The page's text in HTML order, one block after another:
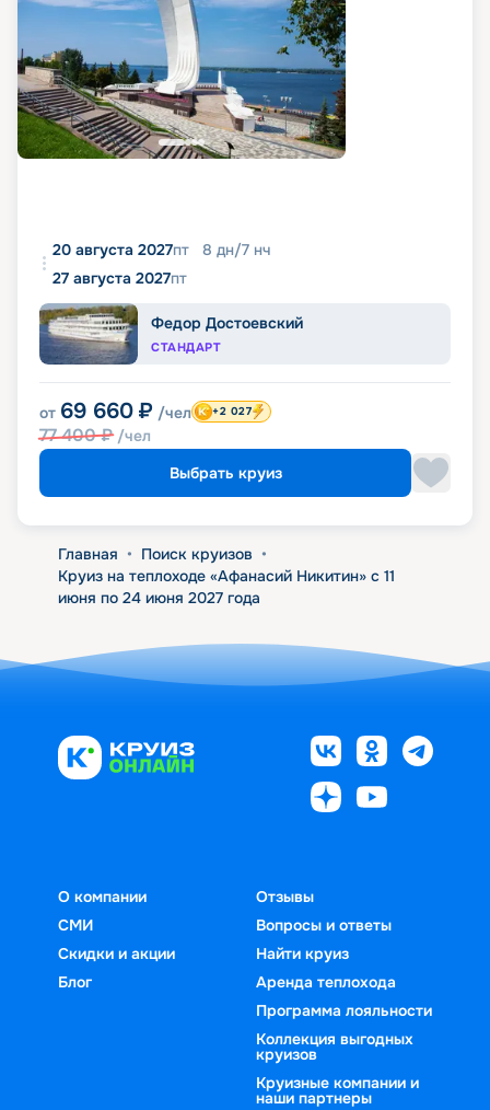
20 августа 2027пт 8 дн/7 нч
27 августа 2027пт
Федор Достоевский
СТАНДАРТ
от 69 660 ₽ /чел
77 400₽ /чел
+2 027
Выбрать круиз
Главная • Поиск круизов •
Круиз на теплоходе «Афанасий Никитин» с 11
июня по 24 июня 2027 года
О компании
СМИ
Скидки и акции
Блог
Отзывы
Вопросы и ответы
Найти круиз
Аренда теплохода
Программа лояльности
Коллекция выгодных
круизов
Круизные компании и
наши партнеры